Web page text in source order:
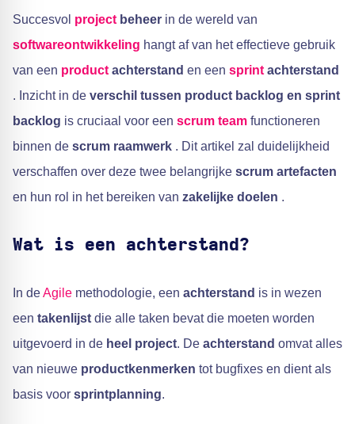
Succesvol project beheer in de wereld van
softwareontwikkeling hangt af van het effectieve gebruik
van een product achterstand en een sprint achterstand
. Inzicht in de verschil tussen product backlog en sprint
backlog is cruciaal voor een scrum team functioneren
binnen de scrum raamwerk . Dit artikel zal duidelijkheid
verschaffen over deze twee belangrijke scrum artefacten
en hun rol in het bereiken van zakelijke doelen .
Wat is een achterstand?
In deAgile methodologie, een achterstand is in wezen
een takenlijst die alle taken bevat die moeten worden
uitgevoerd in de heel project. De achterstand omvat alles
van nieuwe productkenmerken tot bugfixes en dient als
basis voor sprintplanning.